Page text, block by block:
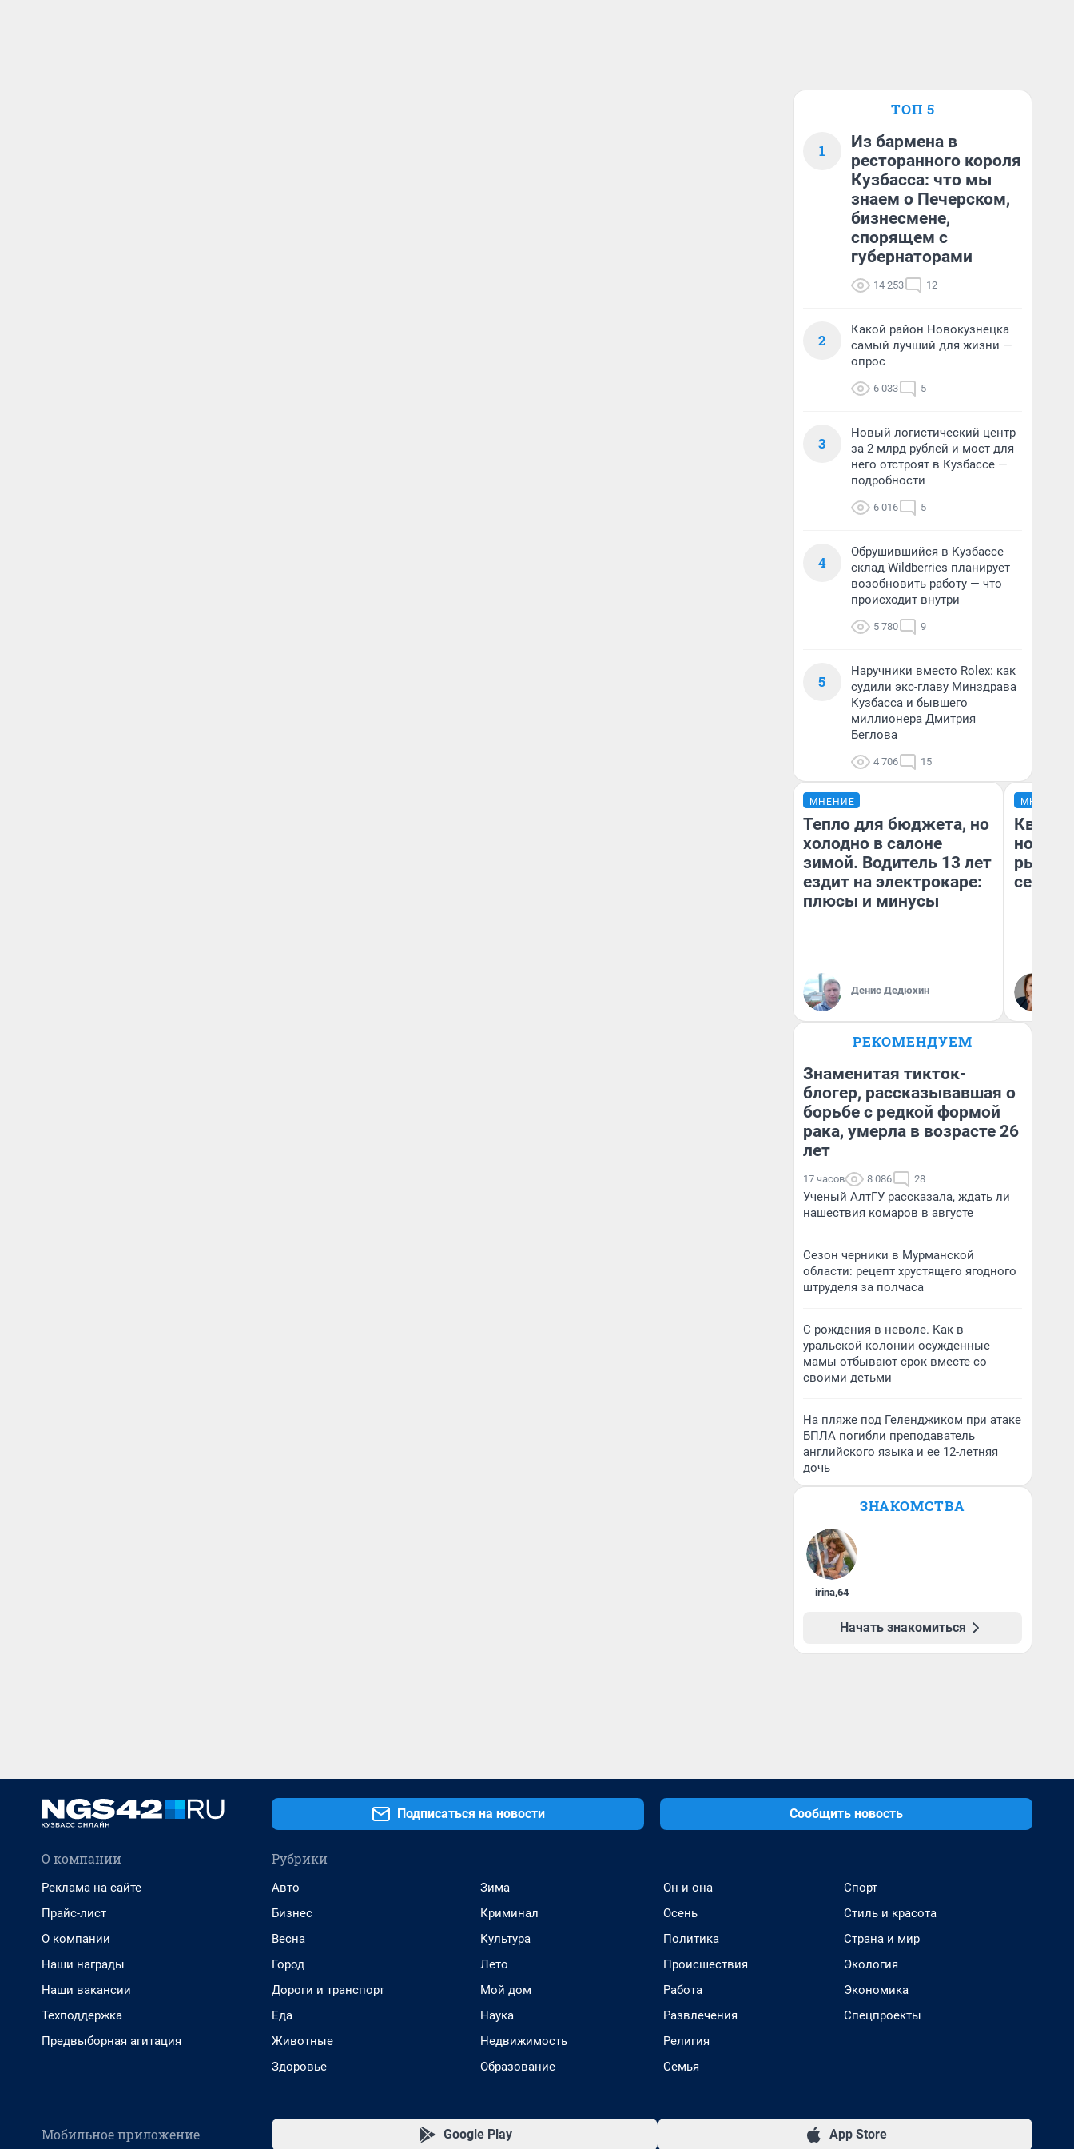
ТОП 5
1
Из бармена в
ресторанного короля
Кузбасса: что мы
знаем о Печерском,
бизнесмене,
спорящем с
губернаторами
14 253 12
2
Какой район Новокузнецка
самый лучший для жизни —
опрос
6 033 5
3
Новый логистический центр
за 2 млрд рублей и мост для
него отстроят в Кузбассе —
подробности
6 016 5
4
Обрушившийся в Кузбассе
склад Wildberries планирует
возобновить работу — что
происходит внутри
5 780 9
5
Наручники вместо Rolex: как
судили экс-главу Минздрава
Кузбасса и бывшего
миллионера Дмитрия
Беглова
4 706 15
МНЕНИЕ
Тепло для бюджета, но
холодно в салоне
зимой. Водитель 13 лет
ездит на электрокаре:
плюсы и минусы
Денис Дедюхин
МНЕНИЕ
но
рынок
РЕКОМЕНДУЕМ
Знаменитая тикток-
блогер, рассказывавшая о
борьбе с редкой формой
рака, умерла в возрасте 26
лет
17 часов 8 086 28
Ученый АлтГУ рассказала, ждать ли
нашествия комаров в августе
Сезон черники в Мурманской
области: рецепт хрустящего ягодного
штруделя за полчаса
С рождения в неволе. Как в
уральской колонии осужденные
мамы отбывают срок вместе со
своими детьми
На пляже под Геленджиком при атаке
БПЛА погибли преподаватель
английского языка и ее 12-летняя
дочь
ЗНАКОМСТВА
irina,64
Начать знакомиться
Подписаться на новости Сообщить новость
О компании
Реклама на сайте
Прайс-лист
О компании
Наши награды
Наши вакансии
Техподдержка
Предвыборная агитация
Рубрики
Авто
Бизнес
Весна
Город
Дороги и транспорт
Еда
Животные
Здоровье
Зима
Криминал
Культура
Лето
Мой дом
Наука
Недвижимость
Образование
Он и она
Осень
Политика
Происшествия
Работа
Развлечения
Религия
Семья
Спорт
Стиль и красота
Страна и мир
Экология
Экономика
Спецпроекты
Мобильное приложение Google Play App Store